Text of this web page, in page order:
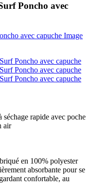
Poncho avec
séchage rapide avec poche
air
en 100% polyester
absorbante pour se
confortable, au